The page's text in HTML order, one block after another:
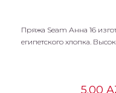
Пряжа Seam Анна 16
египетского хлопка.
5.00